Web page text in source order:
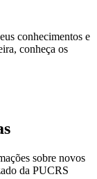
conhecimentos e
conheça os
sobre novos
da PUCRS